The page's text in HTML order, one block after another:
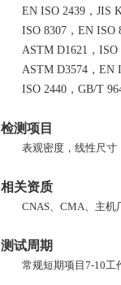
EN ISO 2439，JIS
ISO 8307，EN ISO
ASTM D1621，ISO
ASTM D3574，EN
ISO 2440，GB/T
检测项目
表观密度，线性尺寸
相关资质
CNAS、CMA、主机
测试周期
常规短期项目7-10工